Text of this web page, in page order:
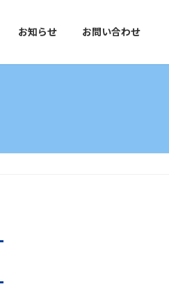
お知らせ お問い合わせ